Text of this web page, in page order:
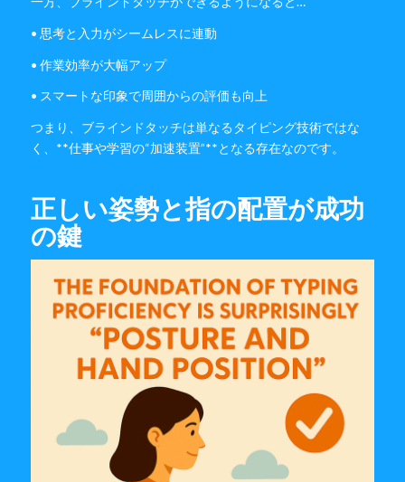
• 思考と入力がシームレスに連動
• 作業効率が大幅アップ
• スマートな印象で周囲からの評価も向上
つまり、ブラインドタッチは単なるタイピング技術ではな
く、**仕事や学習の“加速装置”**となる存在なのです。
正しい姿勢と指の配置が成功
の鍵